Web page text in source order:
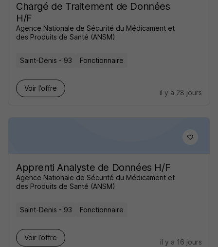
Chargé de Traitement de Données
H/F
Agence Nationale de Sécurité du Médicament et
des Produits de Santé (ANSM)
Saint-Denis - 93 Fonctionnaire
Voir l’offre
il y a 28 jours
Apprenti Analyste de Données H/F
Agence Nationale de Sécurité du Médicament et
des Produits de Santé (ANSM)
Saint-Denis - 93 Fonctionnaire
Voir l’offre
il y a 16 jours